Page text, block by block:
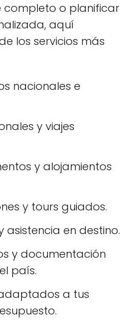
o planificar
aquí
los servicios más
nacionales e
y viajes
y alojamientos
y tours guiados.
asistencia en destino.
y documentación
país.
a tus